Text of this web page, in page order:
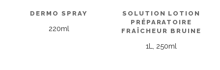
DERMO SPRAY
220ml
SOLUTION LOTION
PRÉPARATOIRE
FRAÎCHEUR BRUINE
1L, 250ml